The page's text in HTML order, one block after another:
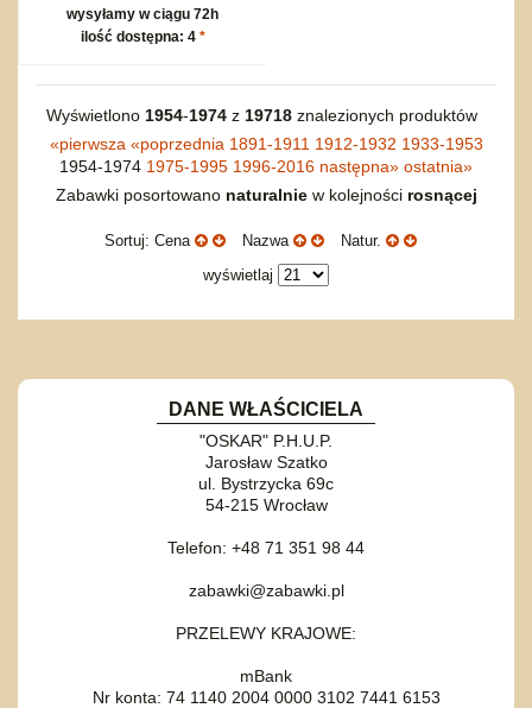
wysyłamy w ciągu 72h
ilość dostępna: 4 *
Wyświetlono 1954-1974z 19718znalezionych produktów
«pierwsza «poprzednia 1891-1911 1912-1932 1933-1953
1954-1974 1975-1995 1996-2016 następna» ostatnia»
Zabawki posortowano naturalniew kolejności rosnącej
Sortuj: Cena Nazwa
Natur.
wyświetlaj
DANE WŁAŚCICIELA
"OSKAR" P.H.U.P.
Jarosław Szatko
ul. Bystrzycka 69c
54-215 Wrocław
Telefon: +48 71 351 98 44
zabawki@zabawki.pl
PRZELEWY KRAJOWE:
mBank
Nr konta: 74 1140 2004 0000 3102 7441 6153